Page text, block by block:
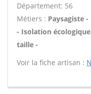
Département: 56
Métiers : Paysagiste
- Isolation
taille -
Voir la fiche artisan :